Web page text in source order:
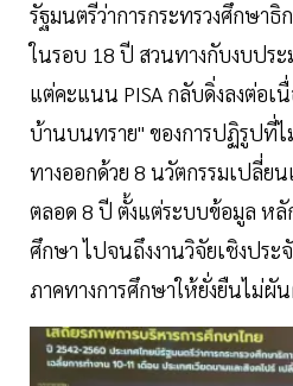
รัฐมนตรีว่าการกระทรวงศึกษา
ในรอบ 18 ปี สวนทางกับงบปร
แต่คะแนน PISA กลับดิ่งลงต่อเ
บ้านบนทราย" ของการปฏิรูปที่
ทางออกด้วย 8 นวัตกรรมเปลี่ย
ตลอด 8 ปี ตั้งแต่ระบบข้อมูล หลั
ศึกษา ไปจนถึงงานวิจัยเชิงประ
ภาคทางการศึกษาให้ยั่งยืนไม่ผั